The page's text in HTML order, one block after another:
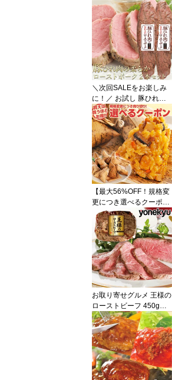
ソーセージ ウィンナー
ごてあらポー ごてあらぽ
ー 天然腸 あらびき 荒挽
き 粗挽き あら挽き ジュ
ーシー 業務用 豚肉 お弁
当 朝食 敬老の日 ディナ
ー お取り寄せ グルメ ご
飯のお供 食べ物 実用的
人気 おかず オードブル
＼次回SALEをお楽しみ
に！／ お試し 豚ひれ肉
の やわらか ローストポ
ーク 360g×2本 セット 肉
柔らか お中元 ギフト 敬
老の日 ディナー お誕生
日 プレゼント の おため
し お取り寄せグルメ お
取り寄せ グルメ ご飯の
お供 食べ物 実用的 人気
おかず おつまみ オード
ブル
【最大56%OFF！規格変
更につき選べるクーポン
配布中】たっぷり 中華
ちまき 国産もち米使用 1
0個 セット 冷凍 チマキ
粽 おこわ 竹の皮 時短 タ
イパ お取り寄せグルメ
お取り寄せ グルメ お中
元 ギフト の お試し 食べ
物 実用的 人気 おやつ お
つまみ お弁当 オードブ
ル
お取り寄せグルメ 王様の
ローストビーフ 450gご
家庭用 トライチップ と
もさんかく 牛もも肉 ブ
ロック 牛肉 赤身 お中元
ギフト の お試し 敬老の
日 ディナー お誕生日 プ
レゼント の おためし お